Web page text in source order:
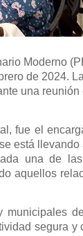
Moderno
de 2024.
una
fue el
está
una de
aquellos
segura y